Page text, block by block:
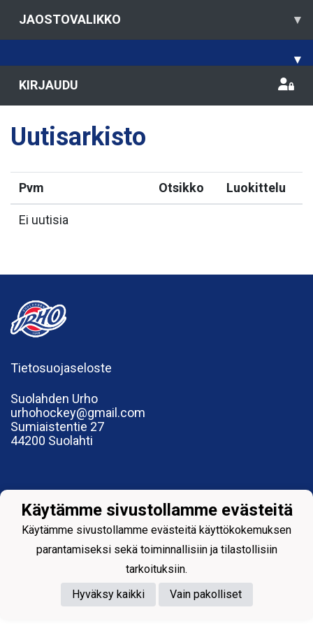
JAOSTOVALIKKO ▾
▾
KIRJAUDU
Uutisarkisto
Pvm Otsikko Luokittelu
Ei uutisia
Tietosuojaseloste
Suolahden Urho
urhohockey@gmail.com
Sumiaistentie 27
44200 Suolahti
Powered by
Käytämme sivustollamme evästeitä
Käytämme sivustollamme evästeitä käyttökokemuksen
parantamiseksi sekä toiminnallisiin ja tilastollisiin
tarkoituksiin.
Hyväksy kaikki
Vain pakolliset